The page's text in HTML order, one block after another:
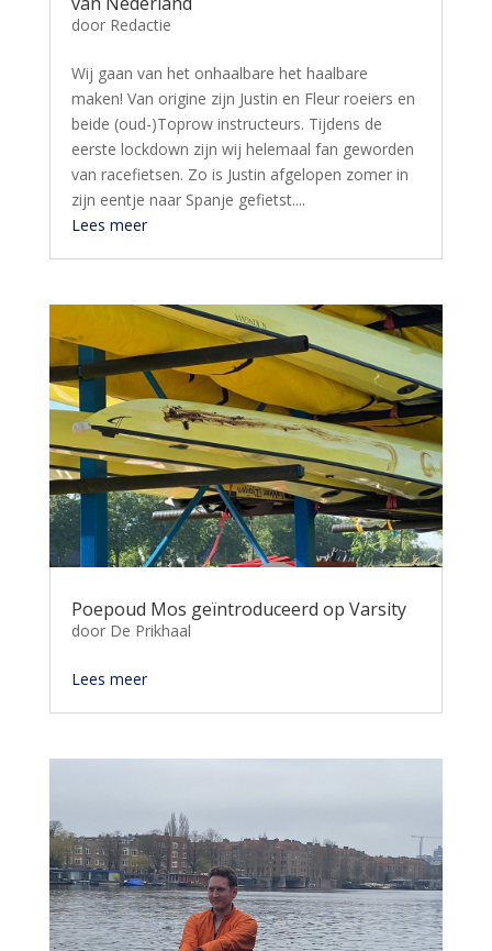
door Redactie
Wij gaan van het onhaalbare het haalbare
maken! Van origine zijn Justin en Fleur roeiers en
beide (oud-)Toprow instructeurs. Tijdens de
eerste lockdown zijn wij helemaal fan geworden
van racefietsen. Zo is Justin afgelopen zomer in
zijn eentje naar Spanje gefietst....
Lees meer
Poepoud Mos geïntroduceerd op Varsity
door De Prikhaal
Lees meer